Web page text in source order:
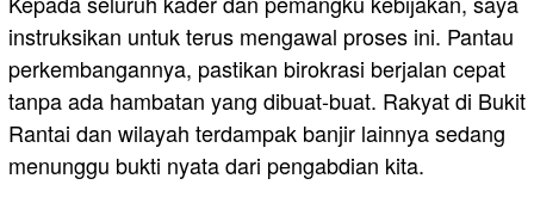
instruksikan untuk terus mengawal proses ini. Pantau
perkembangannya, pastikan birokrasi berjalan cepat
tanpa ada hambatan yang dibuat-buat. Rakyat di Bukit
Rantai dan wilayah terdampak banjir lainnya sedang
menunggu bukti nyata dari pengabdian kita.